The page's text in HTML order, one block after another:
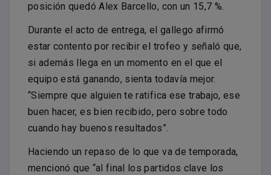
posición quedó Alex Barcello, con un 15,7 %.
Durante el acto de entrega, el gallego afirmó
estar contento por recibir el trofeo y señaló que,
si además llega en un momento en el que el
equipo está ganando, sienta todavía mejor.
“Siempre que alguien te ratifica ese trabajo, ese
buen hacer, es bien recibido, pero sobre todo
cuando hay buenos resultados”.
Haciendo un repaso de lo que va de temporada,
mencionó que “al final los partidos clave los